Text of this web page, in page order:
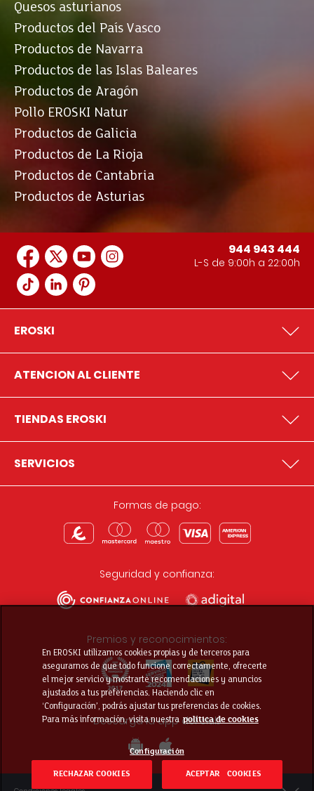
Quesos asturianos
Productos del País Vasco
Productos de Navarra
Productos de las Islas Baleares
Productos de Aragón
Pollo EROSKI Natur
Productos de Galicia
Productos de La Rioja
Productos de Cantabria
Productos de Asturias
944 943 444
L-S de 9:00h a 22:00h
EROSKI
ATENCION AL CLIENTE
TIENDAS EROSKI
SERVICIOS
Formas de pago:
Seguridad y confianza:
Premios y reconocimientos:
Descarga la app del club
En EROSKI utilizamos cookies propias y de terceros para
asegurarnos de que todo funcione correctamente, ofrecerte
el mejor servicio y mostrarte recomendaciones y anuncios
ajustados a tus preferencias. Haciendo clic en
‘Configuración’, podrás ajustar tus preferencias de cookies.
Para más información, visita nuestra política de cookies
Configuración
RECHAZAR COOKIES ACEPTAR COOKIES